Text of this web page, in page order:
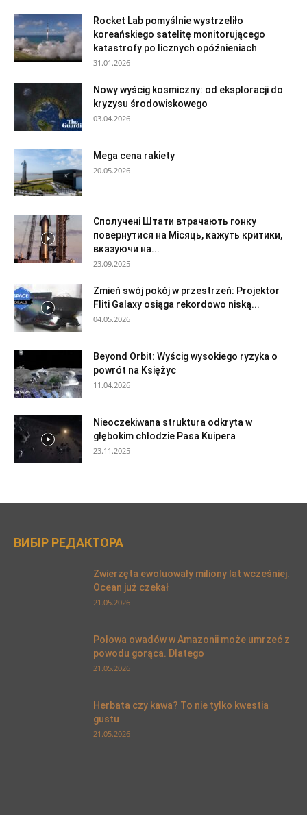
Rocket Lab pomyślnie wystrzeliło
koreańskiego satelitę monitorującego
katastrofy po licznych opóźnieniach
31.01.2026
Nowy wyścig kosmiczny: od eksploracji do
kryzysu środowiskowego
03.04.2026
Mega cena rakiety
20.05.2026
Сполучені Штати втрачають гонку
повернутися на Місяць, кажуть критики,
вказуючи на...
23.09.2025
Zmień swój pokój w przestrzeń: Projektor
Fliti Galaxy osiąga rekordowo niską...
04.05.2026
Beyond Orbit: Wyścig wysokiego ryzyka o
powrót na Księżyc
11.04.2026
Nieoczekiwana struktura odkryta w
głębokim chłodzie Pasa Kuipera
23.11.2025
ВИБІР РЕДАКТОРА
Zwierzęta ewoluowały miliony lat wcześniej.
Ocean już czekał
21.05.2026
Połowa owadów w Amazonii może umrzeć z
powodu gorąca. Dlatego
21.05.2026
Herbata czy kawa? To nie tylko kwestia
gustu
21.05.2026